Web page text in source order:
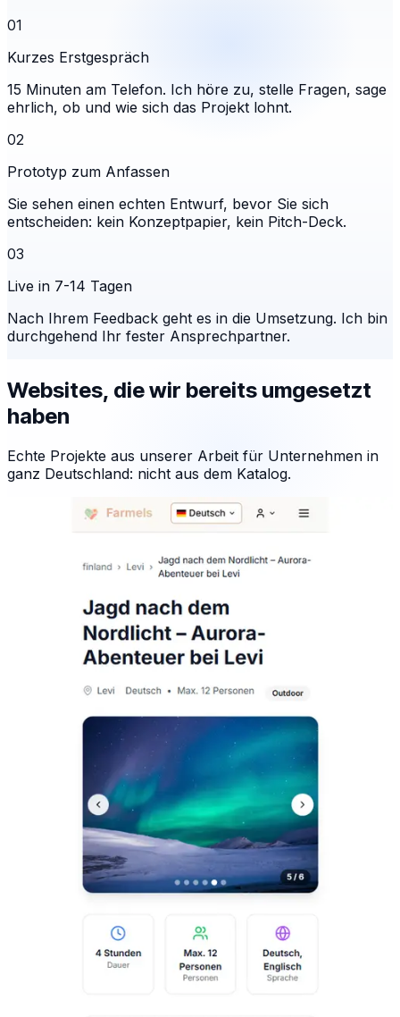
01
Kurzes Erstgespräch
15 Minuten am Telefon. Ich höre zu, stelle Fragen, sage
ehrlich, ob und wie sich das Projekt lohnt.
02
Prototyp zum Anfassen
Sie sehen einen echten Entwurf, bevor Sie sich
entscheiden: kein Konzeptpapier, kein Pitch-Deck.
03
Live in 7-14 Tagen
Nach Ihrem Feedback geht es in die Umsetzung. Ich bin
durchgehend Ihr fester Ansprechpartner.
Websites, die wir bereits umgesetzt
haben
Echte Projekte aus unserer Arbeit für Unternehmen in
ganz Deutschland: nicht aus dem Katalog.